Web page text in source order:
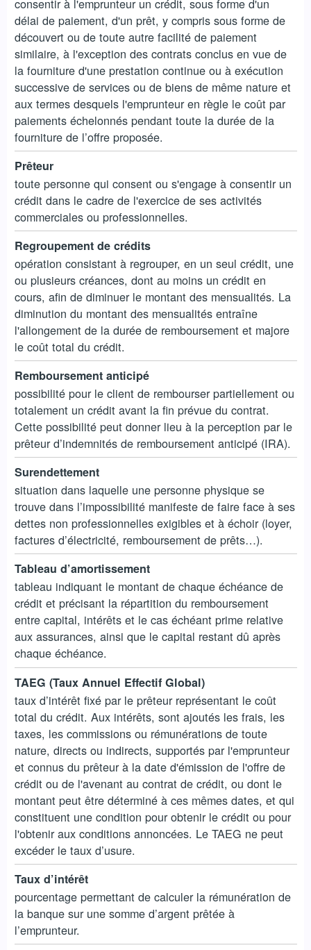
délai de paiement, d'un prêt, y compris sous forme de
découvert ou de toute autre facilité de paiement
similaire, à l'exception des contrats conclus en vue de
la fourniture d'une prestation continue ou à exécution
successive de services ou de biens de même nature et
aux termes desquels l'emprunteur en règle le coût par
paiements échelonnés pendant toute la durée de la
fourniture de l’offre proposée.
Prêteur
toute personne qui consent ou s'engage à consentir un
crédit dans le cadre de l'exercice de ses activités
commerciales ou professionnelles.
Regroupement de crédits
opération consistant à regrouper, en un seul crédit, une
ou plusieurs créances, dont au moins un crédit en
cours, afin de diminuer le montant des mensualités. La
diminution du montant des mensualités entraîne
l'allongement de la durée de remboursement et majore
le coût total du crédit.
Remboursement anticipé
possibilité pour le client de rembourser partiellement ou
totalement un crédit avant la fin prévue du contrat.
Cette possibilité peut donner lieu à la perception par le
prêteur d’indemnités de remboursement anticipé (IRA).
Surendettement
situation dans laquelle une personne physique se
trouve dans l’impossibilité manifeste de faire face à ses
dettes non professionnelles exigibles et à échoir (loyer,
factures d’électricité, remboursement de prêts…).
Tableau d’amortissement
tableau indiquant le montant de chaque échéance de
crédit et précisant la répartition du remboursement
entre capital, intérêts et le cas échéant prime relative
aux assurances, ainsi que le capital restant dû après
chaque échéance.
TAEG (Taux Annuel Effectif Global)
taux d’intérêt fixé par le prêteur représentant le coût
total du crédit. Aux intérêts, sont ajoutés les frais, les
taxes, les commissions ou rémunérations de toute
nature, directs ou indirects, supportés par l'emprunteur
et connus du prêteur à la date d'émission de l'offre de
crédit ou de l'avenant au contrat de crédit, ou dont le
montant peut être déterminé à ces mêmes dates, et qui
constituent une condition pour obtenir le crédit ou pour
l'obtenir aux conditions annoncées. Le TAEG ne peut
excéder le taux d’usure.
Taux d’intérêt
pourcentage permettant de calculer la rémunération de
la banque sur une somme d’argent prêtée à
l’emprunteur.